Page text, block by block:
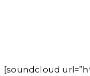
[soundcloud